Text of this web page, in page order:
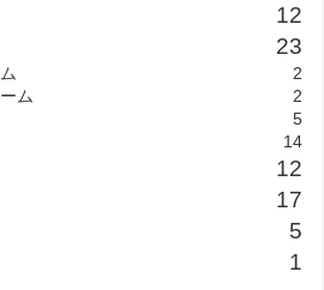
12
23
2
ム
2
5
14
12
17
5
1